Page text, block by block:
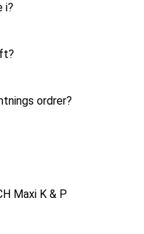
i?
ordrer?
Maxi K & P